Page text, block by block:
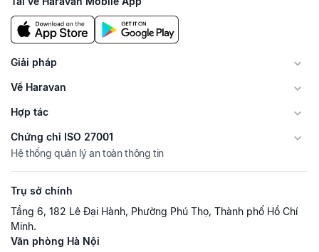
Giải pháp
Về Haravan
Hợp tác
Chứng chỉ ISO 27001
Hệ thống quản lý an toàn thông tin
Trụ sở chính
Tầng 6, 182 Lê Đại Hành, Phường Phú Thọ, Thành phố Hồ Chí
Minh.
Văn phòng Hà Nội